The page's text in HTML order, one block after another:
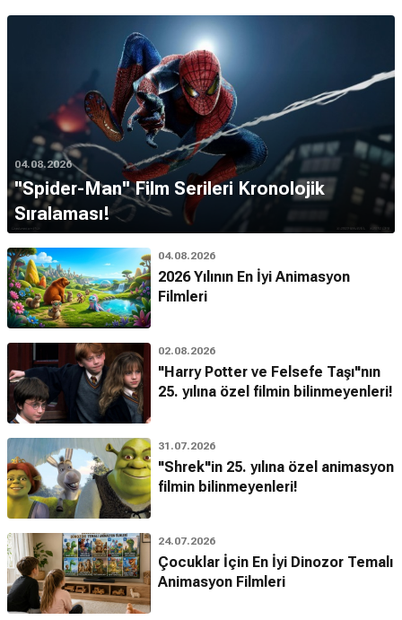
04.08.2026
''Spider-Man'' Film Serileri Kronolojik
Sıralaması!
04.08.2026
2026 Yılının En İyi Animasyon
Filmleri
02.08.2026
"Harry Potter ve Felsefe Taşı"nın
25. yılına özel filmin bilinmeyenleri!
31.07.2026
"Shrek"in 25. yılına özel animasyon
filmin bilinmeyenleri!
24.07.2026
Çocuklar İçin En İyi Dinozor Temalı
Animasyon Filmleri